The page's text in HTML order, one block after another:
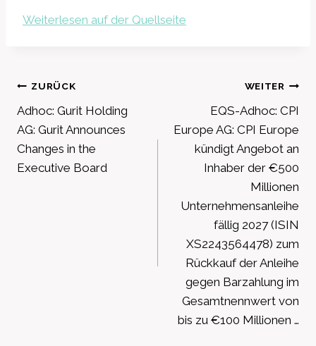
Weiterlesen auf der Quellseite
Beitragsnavigation
ZURÜCK
Adhoc: Gurit Holding
AG: Gurit Announces
Changes in the
Executive Board
WEITER
EQS-Adhoc: CPI
Europe AG: CPI Europe
kündigt Angebot an
Inhaber der €500
Millionen
Unternehmensanleihe
fällig 2027 (ISIN
XS2243564478) zum
Rückkauf der Anleihe
gegen Barzahlung im
Gesamtnennwert von
bis zu €100 Millionen …